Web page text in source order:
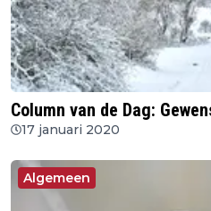
Column van de Dag:
17 januari 2020
Algemeen